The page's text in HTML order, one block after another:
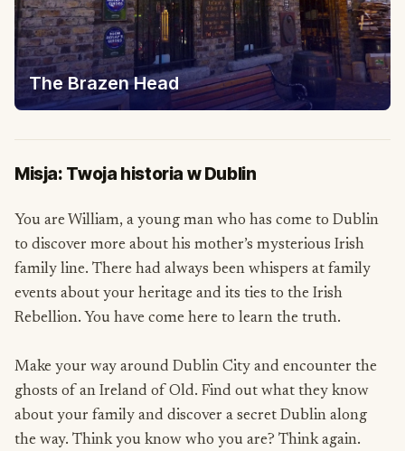
The Brazen Head
Misja: Twoja historia w Dublin
You are William, a young man who has come to Dublin
to discover more about his mother’s mysterious Irish
family line. There had always been whispers at family
events about your heritage and its ties to the Irish
Rebellion. You have come here to learn the truth.
Make your way around Dublin City and encounter the
ghosts of an Ireland of Old. Find out what they know
about your family and discover a secret Dublin along
the way. Think you know who you are? Think again.